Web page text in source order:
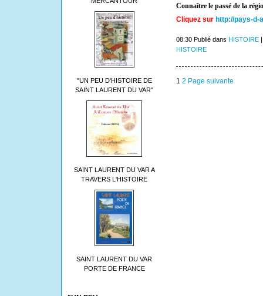
"UN PEU D'HISTOIRE DE
SAINT LAURENT DU VAR"
SAINT LAURENT DU VAR A
TRAVERS L'HISTOIRE
SAINT LAURENT DU VAR
PORTE DE FRANCE
Connaître le passé de la
Cliquez sur http://pays-d-
08:30 Publié dans HISTOIRE
HISTOIRE
1 2 Page suivante